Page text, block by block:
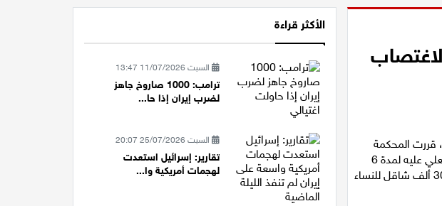
قررت المحكمة
العليا رفض استئناف الطبيب النسائي الشهير من الشمال، د. إلياس خوري. سيتم تنفيذ حكم السجن الفعلي عليه لمدة 6
سنوات، وسيبدأ قضاء العقوبة في منتصف شهر سبتمبر، بالإضافة إلى دفع تعويضات مالية قدرها 300 ألف شاقل للنساء
الأكثر قراءة
السبت 11/07/2026 13:47
ترامب: 1000 صاروخ جاهز
لضرب إيران إذا حا...
السبت 25/07/2026 20:07
تقارير: إسرائيل استعدت
لهجمات أمريكية وا...